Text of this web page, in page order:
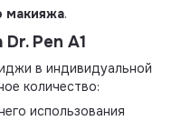
макияжа.
Pen A1
в индивидуальной
количество:
использования